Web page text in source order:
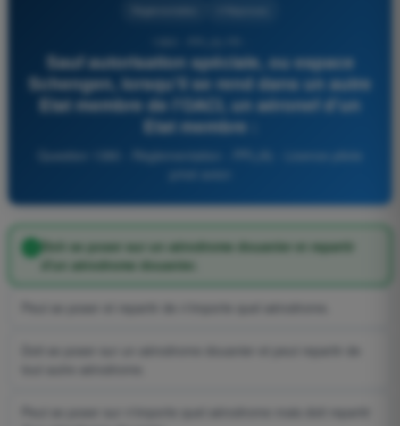
Sauf autorisation spéciale, ou espace
Schengen, lorsqu'il se rend dans un autre
Etat membre de l'OACI, un aéronef d'un
Etat membre :
Doit se poser sur un aérodrome douanier et repartir
d'un aérodrome douanier.